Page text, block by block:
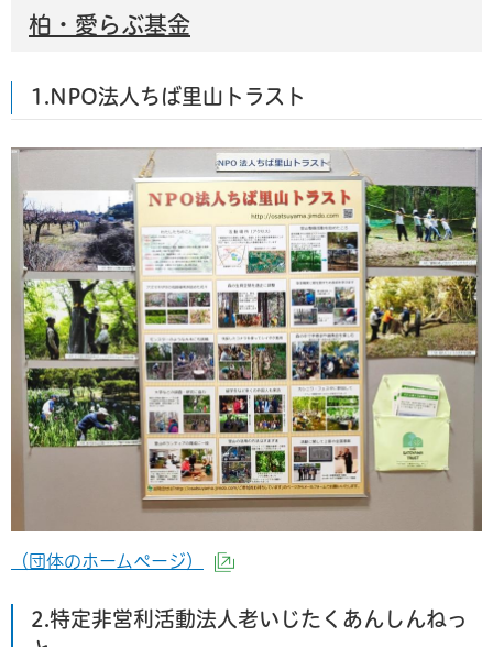
柏・愛らぶ基金
1.NPO法人ちば里山トラスト
（団体のホームページ）
2.特定非営利活動法人老いじたくあんしんねっ